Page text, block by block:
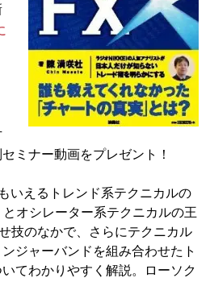
ミナー動画をプレゼント！
いえるトレンド系テクニカルの
オシレーター系テクニカルの王
技のなかで、さらにテクニカル
ジャーバンドを組み合わせたト
てわかりやすく解説。ローソク